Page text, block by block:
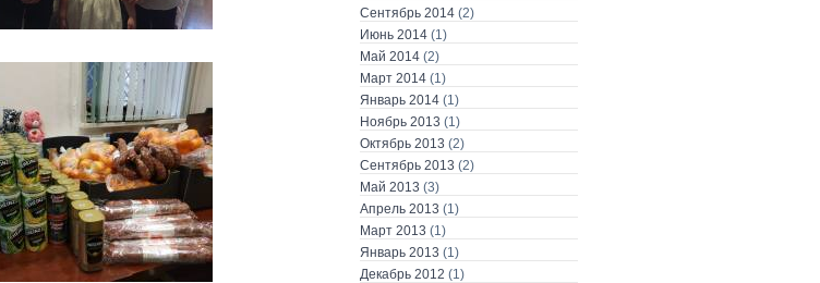
Сентябрь 2014 (2)
Июнь 2014 (1)
Май 2014 (2)
Март 2014 (1)
Январь 2014 (1)
Ноябрь 2013 (1)
Октябрь 2013 (2)
Сентябрь 2013 (2)
Май 2013 (3)
Апрель 2013 (1)
Март 2013 (1)
Январь 2013 (1)
Декабрь 2012 (1)